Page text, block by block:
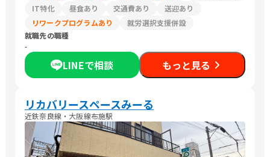
IT特化
昼食あり 交通費あり
送迎あり
リワークプログラムあり
就労選択支援併設
就職先の職種
-
LINEで相談 もっと見る
リカバリースペースみーる
近鉄奈良線・大阪線布施駅